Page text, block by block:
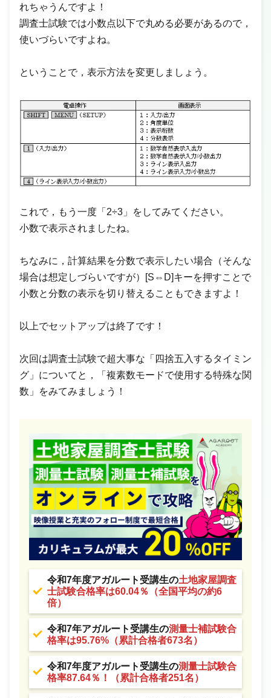
れちゃうんですよ！
調査士試験では小数点以下で丸める必要があるので，
使いづらいですよね。
ということで，表示方法を変更しましょう。
これで，もう一度「2÷3」をしてみてください。
小数で表示されましたね。
ちなみに，計算結果を分数で表示したい場合（そんな
場合は想定しづらいですが）[S⇔D]キーを押すことで
小数と分数の表示を切り替えることもできますよ！
以上でセットアップは終了です！
次回は調査士試験で超大事な「四捨五入するタイミン
グ」についてと，「複素数モードで使用する特殊な関
数」をみてみましょう！
令和7年度アガルート受講生の土地家屋調査
士試験合格率は60.04％（全国平均の約6
倍）
令和7年アガルート受講生の測量士補試験合
格率は95.76%（累計合格者673名）
令和7年度アガルート受講生の測量士試験合
格率87.64％！（累計合格者251名）